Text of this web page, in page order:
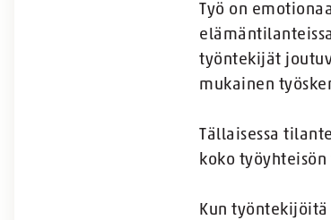
Työ on
työntekijät
mukainen
Tällaisessa
koko
Kun